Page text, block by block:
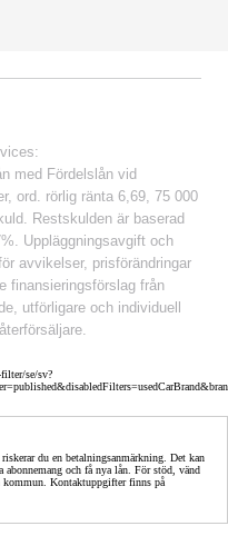
med Fördelslån vid
ord. rörlig ränta 6,69, 75 000
Restskulden är baserad
Uppläggningsavgift och
avvikelser, prisförändringar
finansieringsförslag från
utförligare och individuell
se/sv?
du en betalningsanmärkning. Det kan
och få nya lån. För stöd, vänd
Kontaktuppgifter finns på